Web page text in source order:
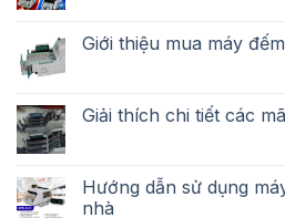
Giới thiệu mua máy
Giải thích chi tiết các
Hướng dẫn sử dụng
nhà